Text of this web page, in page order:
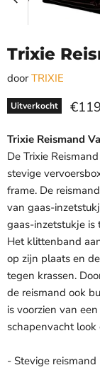
Trixie
doorTRIXIE
Uitverkocht
Trixie Reismand
De Trixie
stevige
frame. De
van gaas-
gaas-inzetstukje is
Het klittenband
op zijn plaats en
tegen krassen.
de reismand ook
is voorzien van
schapenvacht
- Stevige